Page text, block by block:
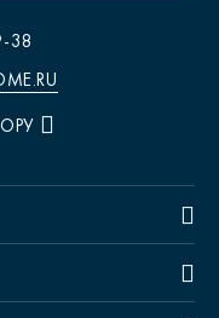
38